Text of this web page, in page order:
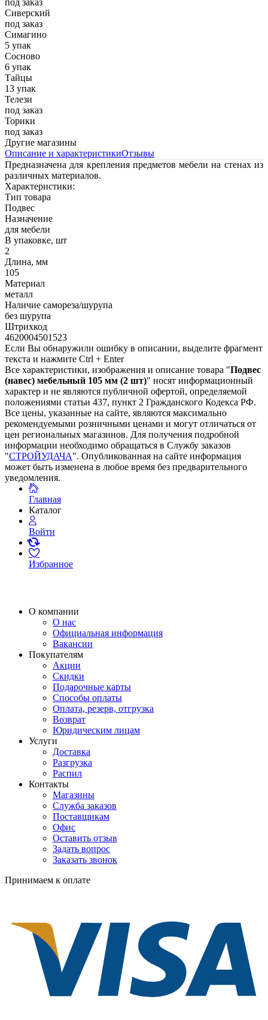
под заказ
Сиверский
под заказ
Симагино
5 упак
Сосново
6 упак
Тайцы
13 упак
Телези
под заказ
Торики
под заказ
Другие магазины
Описание и характеристикиОтзывы
Предназначена для крепления предметов мебели на стенах из
различных материалов.
Характеристики:
Тип товара
Подвес
Назначение
для мебели
В упаковке, шт
2
Длина, мм
105
Материал
металл
Наличие самореза/шурупа
без шурупа
Штрихкод
4620004501523
Если Вы обнаружили ошибку в описании, выделите фрагмент
текста и нажмите Ctrl + Enter
Все характеристики, изображения и описание товара "Подвес
(навес) мебельный 105 мм (2 шт)" носят информационный
характер и не являются публичной офертой, определяемой
положениями статьи 437, пункт 2 Гражданского Кодекса РФ.
Все цены, указанные на сайте, являются максимально
рекомендуемыми розничными ценами и могут отличаться от
цен региональных магазинов. Для получения подробной
информации необходимо обращаться в Службу заказов
"СТРОЙУДАЧА". Опубликованная на сайте информация
может быть изменена в любое время без предварительного
уведомления.
Главная
Каталог
Войти
Избранное
О компании
О нас
Официальная информация
Вакансии
Покупателям
Акции
Скидки
Подарочные карты
Способы оплаты
Оплата, резерв, отгрузка
Возврат
Юридическим лицам
Услуги
Доставка
Разгрузка
Распил
Контакты
Магазины
Служба заказов
Поставщикам
Офис
Оставить отзыв
Задать вопрос
Заказать звонок
Принимаем к оплате